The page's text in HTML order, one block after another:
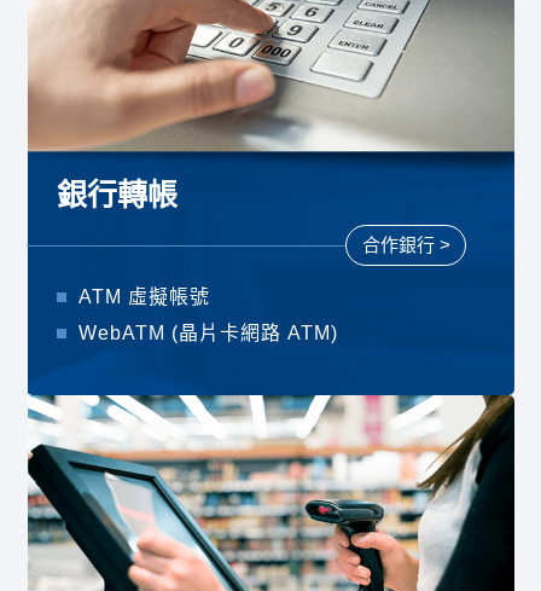
銀行轉帳
合作銀行 >
ATM 虛擬帳號
WebATM (晶片卡網路 ATM)